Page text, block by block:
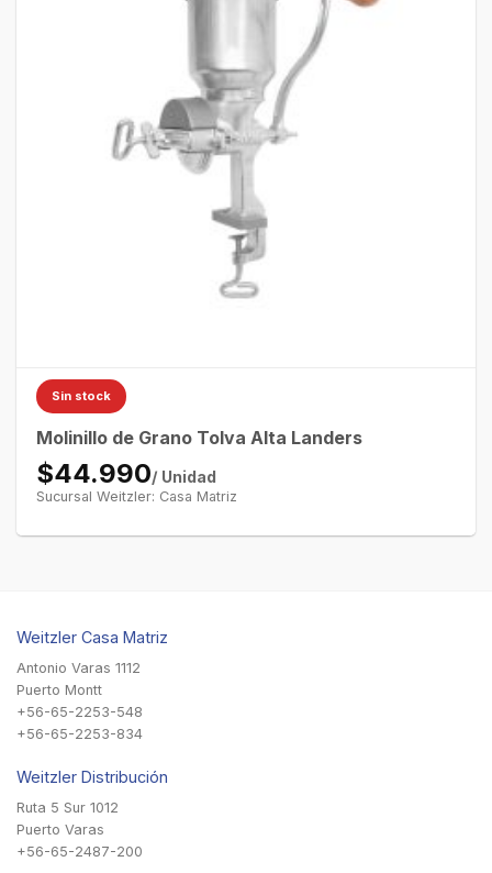
Sin stock
Molinillo de Grano Tolva Alta Landers
$44.990/ Unidad
Sucursal Weitzler: Casa Matriz
Weitzler Casa Matriz
Antonio Varas 1112
Puerto Montt
+56-65-2253-548
+56-65-2253-834
Weitzler Distribución
Ruta 5 Sur 1012
Puerto Varas
+56-65-2487-200